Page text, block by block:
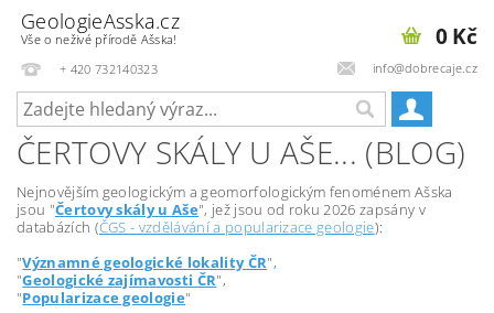
GeologieAsska.cz
Vše o neživé přírodě Ašska!
+ 420 732140323
info@dobrecaje.cz
0 Kč
ČERTOVY SKÁLY U AŠE... (BLOG)
Nejnovějším geologickým a geomorfologickým fenoménem Ašska
jsou "Čertovy skály u Aše", jež jsou od roku 2026 zapsány v
databázích (ČGS - vzdělávání a popularizace geologie):
"Významné geologické lokality ČR",
"Geologické zajímavosti ČR",
"Popularizace geologie"